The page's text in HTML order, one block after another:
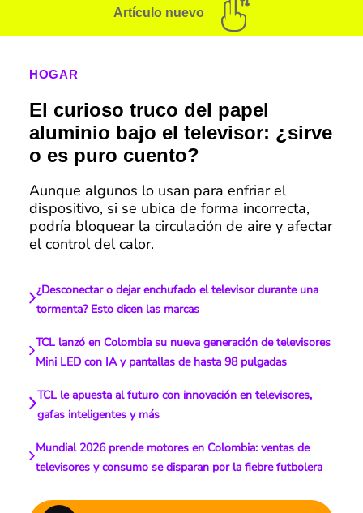
Artículo nuevo
HOGAR
El curioso truco del papel
aluminio bajo el televisor: ¿sirve
o es puro cuento?
Aunque algunos lo usan para enfriar el
dispositivo, si se ubica de forma incorrecta,
podría bloquear la circulación de aire y afectar
el control del calor.
¿Desconectar o dejar enchufado el televisor durante una
tormenta? Esto dicen las marcas
TCL lanzó en Colombia su nueva generación de televisores
Mini LED con IA y pantallas de hasta 98 pulgadas
TCL le apuesta al futuro con innovación en televisores,
gafas inteligentes y más
Mundial 2026 prende motores en Colombia: ventas de
televisores y consumo se disparan por la fiebre futbolera